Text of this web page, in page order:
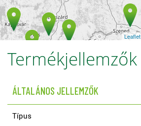
Leaflet
Termékjellemzők
ÁLTALÁNOS JELLEMZŐK
Típus